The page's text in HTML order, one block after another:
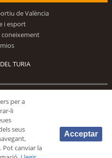
de València
i esport
coneixement
TURIA
per a
li
seus
Pot canviar la
Acceptar